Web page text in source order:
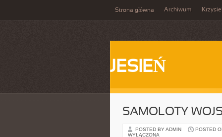
Strona główna Archiwum
JESIEŃ
SAMOLOTY
POSTED BY ADMIN POSTED
WYŁĄCZONA